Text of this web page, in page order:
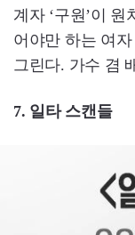
계자 ‘구원’이
어야만 하는 여
그린다. 가수 겸
7. 일타 스캔들